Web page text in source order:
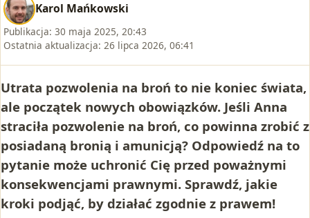
Karol Mańkowski
Publikacja: 30 maja 2025, 20:43
Ostatnia aktualizacja: 26 lipca 2026, 06:41
Utrata pozwolenia na broń to nie koniec świata,
ale początek nowych obowiązków. Jeśli Anna
straciła pozwolenie na broń, co powinna zrobić z
posiadaną bronią i amunicją? Odpowiedź na to
pytanie może uchronić Cię przed poważnymi
konsekwencjami prawnymi. Sprawdź, jakie
kroki podjąć, by działać zgodnie z prawem!